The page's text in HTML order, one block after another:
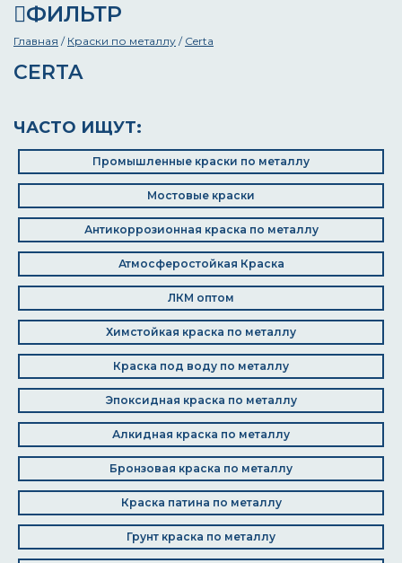
ФИЛЬТР
Главная / Краски по металлу / Certa
CERTA
ЧАСТО ИЩУТ:
Промышленные краски по металлу
Мостовые краски
Антикоррозионная краска по металлу
Атмосферостойкая Краска
ЛКМ оптом
Химстойкая краска по металлу
Краска под воду по металлу
Эпоксидная краска по металлу
Алкидная краска по металлу
Бронзовая краска по металлу
Краска патина по металлу
Грунт краска по металлу